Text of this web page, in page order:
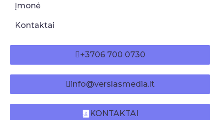
Įmonė
Kontaktai
+3706 700 0730
info@verslasmedia.lt
KONTAKTAI